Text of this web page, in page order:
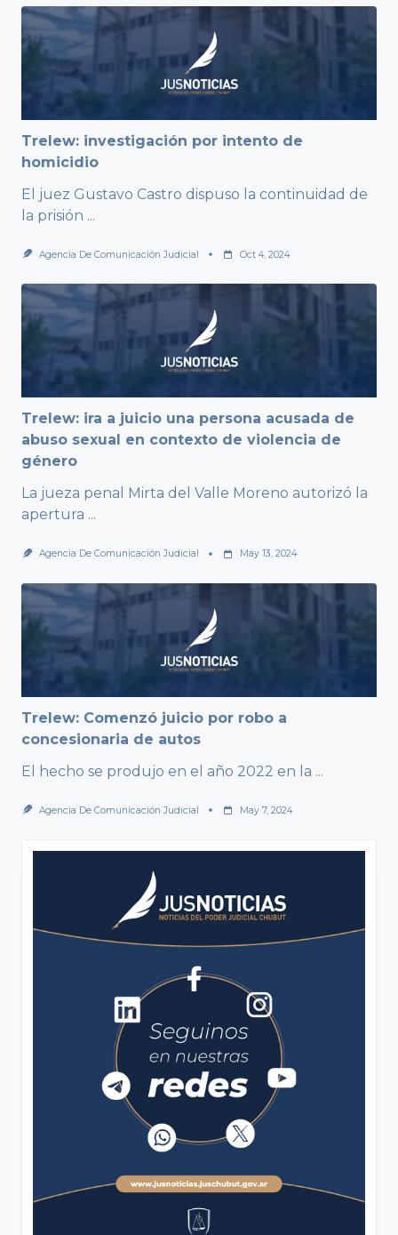
Trelew: investigación por intento de
homicidio
El juez Gustavo Castro dispuso la continuidad de
la prisión ...
Agencia De Comunicación Judicial Oct 4, 2024
Trelew: ira a juicio una persona acusada de
abuso sexual en contexto de violencia de
género
La jueza penal Mirta del Valle Moreno autorizó la
apertura ...
Agencia De Comunicación Judicial May 13, 2024
Trelew: Comenzó juicio por robo a
concesionaria de autos
El hecho se produjo en el año 2022 en la ...
Agencia De Comunicación Judicial May 7, 2024